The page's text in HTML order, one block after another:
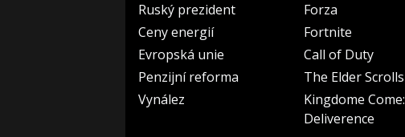
Ruský prezident
Ceny energií
Evropská unie
Penzijní reforma
Vynález
Forza
Fortnite
Call of Duty
The Elder Scrolls
Kingdome Come:
Deliverence